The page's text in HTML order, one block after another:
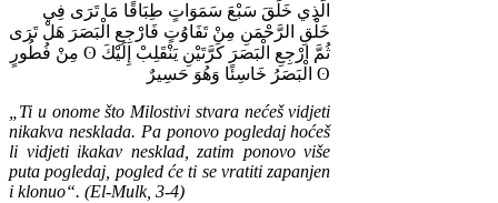
الَّذِي خَلَقَ سَبْعَ سَمَوَاتٍ طِبَاقًا مَا تَرَى فِي
خَلْقِ الرَّحْمَنِ مِنْ تَفَاوُتٍ فَارْجِعِ الْبَصَرَ هَلْ تَرَى
مِنْ فُطُورٍ ʘ ثُمَّ ارْجِعِ الْبَصَرَ كَرَّتَيْنِ يَنْقَلِبْ إِلَيْكَ
الْبَصَرُ خَاسِئًا وَهُوَ حَسِيرٌ
ʘ
„Ti u onome što Milostivi stvara nećeš vidjeti
nikakva nesklada. Pa ponovo pogledaj hoćeš
li vidjeti ikakav nesklad, zatim ponovo više
puta pogledaj, pogled će ti se vratiti zapanjen
i klonuo“. (El-Mulk, 3-4)